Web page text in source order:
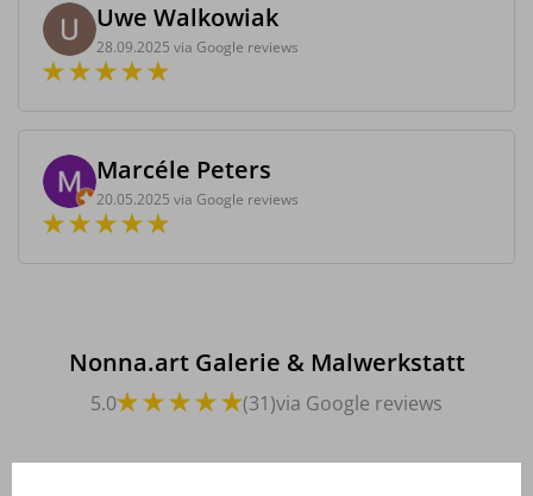
Uwe Walkowiak
28.09.2025 via Google reviews
Marcéle Peters
20.05.2025 via Google reviews
Nonna.art Galerie & Malwerkstatt
5.0 (31)via Google reviews